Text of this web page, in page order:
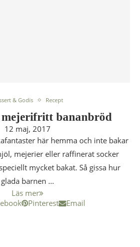
& Godis Recept
mejerifritt bananbröd
12 maj, 2017
här hemma och inte bakar
mejerier eller raffinerat socker
mycket bakat. Så gissa hur
glada barnen …
Läs mer
Pinterest Email